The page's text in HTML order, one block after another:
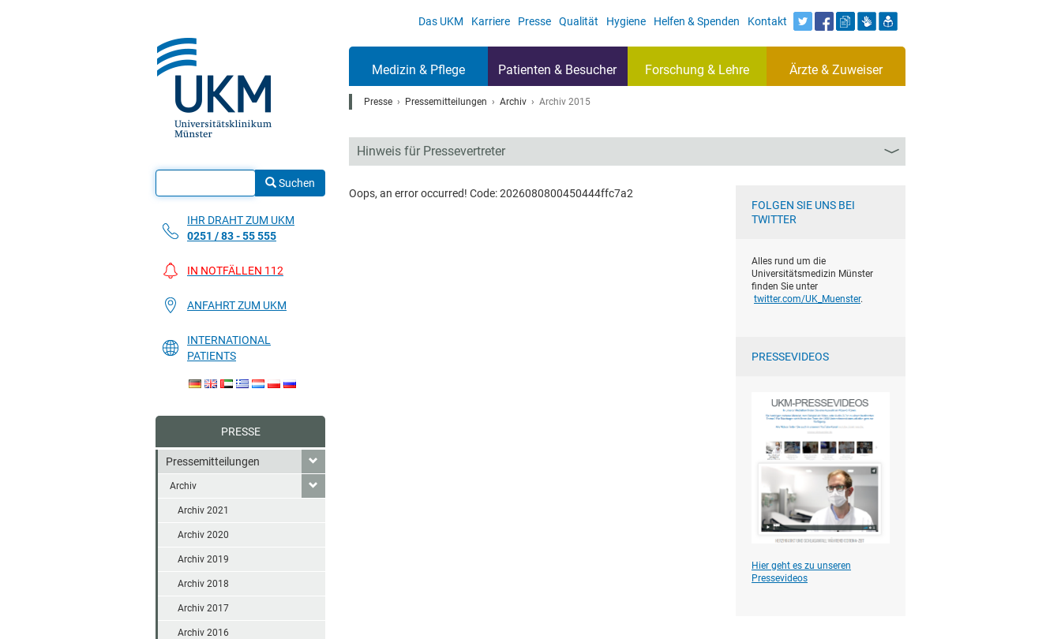
Suchen
IHR DRAHT ZUM UKM
0251 / 83 - 55 555
IN NOTFÄLLEN 112
ANFAHRT ZUM UKM
INTERNATIONAL
PATIENTS
PRESSE
Pressemitteilungen
Archiv
Archiv 2021
Archiv 2020
Archiv 2019
Archiv 2018
Archiv 2017
Archiv 2016
Das UKM Karriere Presse Qualität Hygiene Helfen & Spenden Kontakt
Medizin & Pflege Patienten & Besucher Forschung & Lehre Ärzte & Zuweiser
Presse Pressemitteilungen Archiv Archiv 2015
Hinweis für Pressevertreter
Oops, an error occurred! Code: 2026080800450444ffc7a2
FOLGEN SIE UNS BEI
TWITTER
Alles rund um die
Universitätsmedizin Münster
finden Sie unter
twitter.com/UK_Muenster.
PRESSEVIDEOS
Hier geht es zu unseren
Pressevideos